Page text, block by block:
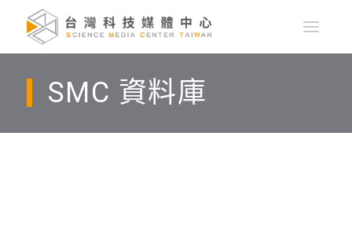
SMC 資料庫